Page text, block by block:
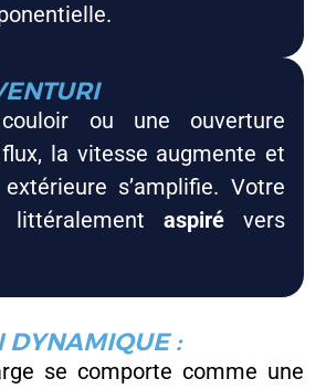
couloir ou une ouverture
la vitesse augmente et
extérieure s’amplifie. Votre
littéralementaspiré vers
DYNAMIQUE :
se comporte comme une